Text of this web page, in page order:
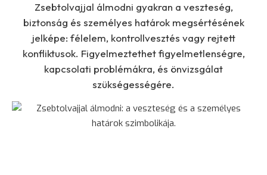
Zsebtolvajjal álmodni gyakran a veszteség,
biztonság és személyes határok megsértésének
jelképe: félelem, kontrollvesztés vagy rejtett
konfliktusok. Figyelmeztethet figyelmetlenségre,
kapcsolati problémákra, és önvizsgálat
szükségességére.